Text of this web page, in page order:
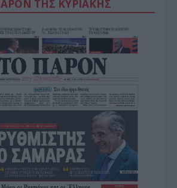
ΤΗΣ ΚΥΡΙΑΚΗΣ